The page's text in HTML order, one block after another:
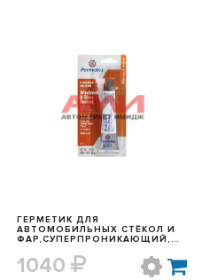
БЫСТРЫЙ ПРОСМОТР
ГЕРМЕТИК ДЛЯ
АВТОМОБИЛЬНЫХ СТЁКОЛ И
ФАР,СУПЕРПРОНИКАЮЩИЙ,
1040